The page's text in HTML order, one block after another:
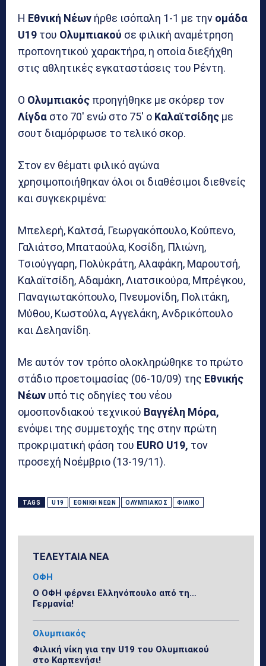
Η Εθνική Νέων ήρθε ισόπαλη 1-1 με την ομάδα
U19 του Ολυμπιακού σε φιλική αναμέτρηση
προπονητικού χαρακτήρα, η οποία διεξήχθη
στις αθλητικές εγκαταστάσεις του Ρέντη.
Ο Ολυμπιακός προηγήθηκε με σκόρερ τον
Λίγδα στο 70′ ενώ στο 75′ ο Καλαϊτσίδης με
σουτ διαμόρφωσε το τελικό σκορ.
Στον εν θέματι φιλικό αγώνα
χρησιμοποιήθηκαν όλοι οι διαθέσιμοι διεθνείς
και συγκεκριμένα:
Μπελερή, Καλτσά, Γεωργακόπουλο, Κούπενο,
Γαλιάτσο, Μπαταούλα, Κοσίδη, Πλιώνη,
Τσιούγγαρη, Πολύκράτη, Αλαφάκη, Μαρουτσή,
Καλαϊτσίδη, Αδαμάκη, Λιατσικούρα, Μπρέγκου,
Παναγιωτακόπουλο, Πνευμονίδη, Πολιτάκη,
Μύθου, Κωστούλα, Αγγελάκη, Ανδρικόπουλο
και Δεληανίδη.
Με αυτόν τον τρόπο ολοκληρώθηκε το πρώτο
στάδιο προετοιμασίας (06-10/09) της Εθνικής
Νέων υπό τις οδηγίες του νέου
ομοσπονδιακού τεχνικού Βαγγέλη Μόρα,
ενόψει της συμμετοχής της στην πρώτη
προκριματική φάση του EURO U19, τον
προσεχή Νοέμβριο (13-19/11).
TAGS U19 ΕΘΝΙΚΉ ΝΈΩΝ ΟΛΥΜΠΙΑΚΌΣ ΦΙΛΙΚΌ
ΤΕΛΕΥΤΑΙΑ ΝΕΑ
ΟΦΗ
Ο ΟΦΗ φέρνει Ελληνόπουλο από τη…
Γερμανία!
Ολυμπιακός
Φιλική νίκη για την U19 του Ολυμπιακού
στο Καρπενήσι!